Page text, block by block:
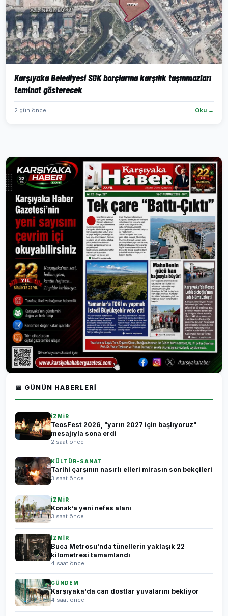
Karşıyaka Belediyesi SGK borçlarına karşılık taşınmazları
teminat gösterecek
2 gün önce Oku →
📅 GÜNÜN HABERLERI
İZMİR
TeosFest 2026, "yarın 2027 için başlıyoruz"
mesajıyla sona erdi
2 saat önce
KÜLTÜR-SANAT
Tarihi çarşının nasırlı elleri mirasın son bekçileri
3 saat önce
İZMİR
Konak’a yeni nefes alanı
3 saat önce
İZMİR
Buca Metrosu'nda tünellerin yaklaşık 22
kilometresi tamamlandı
4 saat önce
GÜNDEM
Karşıyaka'da can dostlar yuvalarını bekliyor
4 saat önce